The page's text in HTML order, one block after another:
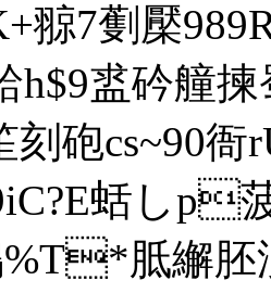
翞7劐檿
h$9盚砛
刻砲cs~90
9iC?E蛞しp
胝繲胚